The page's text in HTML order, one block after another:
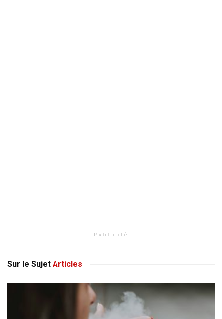
Publicité
Sur le Sujet Articles